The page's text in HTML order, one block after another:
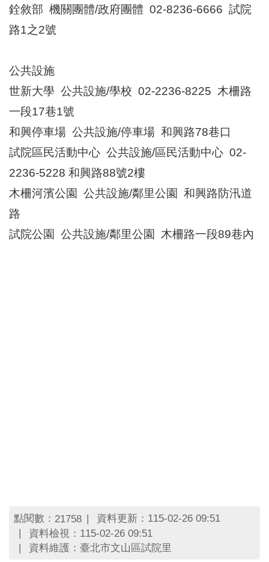
銓敘部 機關團體/政府團體 02-8236-6666 試院
路1之2號
公共設施
世新大學 公共設施/學校 02-2236-8225 木柵路
一段17巷1號
和興停車場 公共設施/停車場 和興路78巷口
試院區民活動中心 公共設施/區民活動中心 02-
2236-5228 和興路88號2樓
木柵河濱公園 公共設施/鄰里公園 和興路防汛道
路
試院公園 公共設施/鄰里公園 木柵路一段89巷內
點閱數： 21758
資料更新：115-02-26 09:51
資料檢視：115-02-26 09:51
資料維護：臺北市文山區試院里